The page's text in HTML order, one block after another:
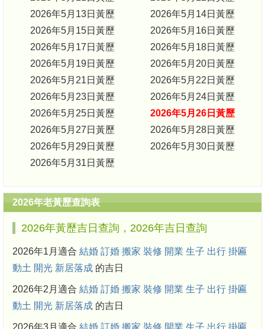
2026年5月13日黃歷
2026年5月14日黃歷
2026年5月15日黃歷
2026年5月16日黃歷
2026年5月17日黃歷
2026年5月18日黃歷
2026年5月19日黃歷
2026年5月20日黃歷
2026年5月21日黃歷
2026年5月22日黃歷
2026年5月23日黃歷
2026年5月24日黃歷
2026年5月25日黃歷
2026年5月26日黃歷
2026年5月27日黃歷
2026年5月28日黃歷
2026年5月29日黃歷
2026年5月30日黃歷
2026年5月31日黃歷
2026年老黃歷查詢表
2026年黃歷吉日查詢，2026年吉日查詢
2026年1月適合 結婚 訂婚 搬家 裝修 開業 生子 出行 掛匾
動土 開光 新居落成 的吉日
2026年2月適合 結婚 訂婚 搬家 裝修 開業 生子 出行 掛匾
動土 開光 新居落成 的吉日
2026年3月適合 結婚 訂婚 搬家 裝修 開業 生子 出行 掛匾